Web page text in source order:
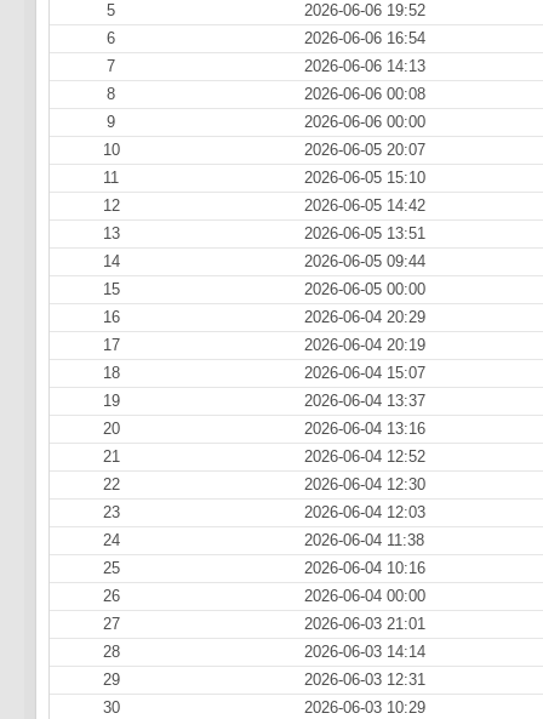
5
2026-06-06 19:52
6
2026-06-06 16:54
7
2026-06-06 14:13
8
2026-06-06 00:08
9
2026-06-06 00:00
10
2026-06-05 20:07
11
2026-06-05 15:10
12
2026-06-05 14:42
13
2026-06-05 13:51
14
2026-06-05 09:44
15
2026-06-05 00:00
16
2026-06-04 20:29
17
2026-06-04 20:19
18
2026-06-04 15:07
19
2026-06-04 13:37
20
2026-06-04 13:16
21
2026-06-04 12:52
22
2026-06-04 12:30
23
2026-06-04 12:03
24
2026-06-04 11:38
25
2026-06-04 10:16
26
2026-06-04 00:00
27
2026-06-03 21:01
28
2026-06-03 14:14
29
2026-06-03 12:31
30
2026-06-03 10:29